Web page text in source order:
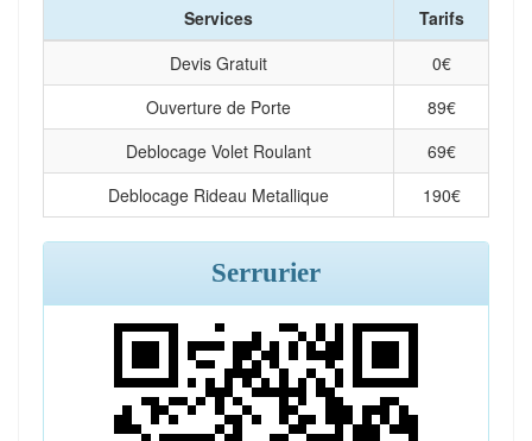
Services
Tarifs
Devis Gratuit
0€
Ouverture de Porte
89€
Deblocage Volet Roulant
69€
Deblocage Rideau Metallique
190€
Serrurier